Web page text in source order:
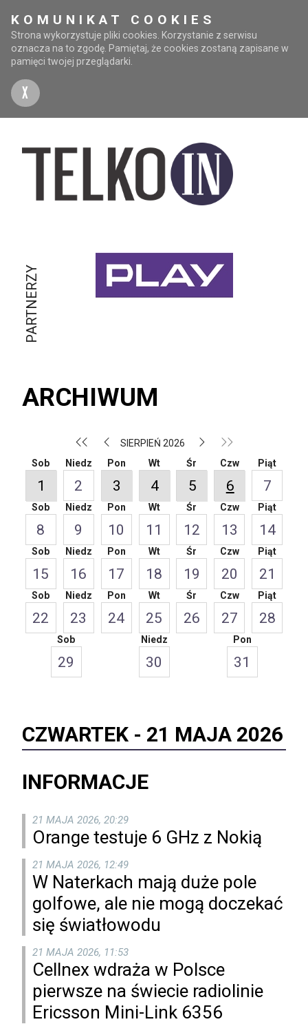
KOMUNIKAT COOKIES
Strona wykorzystuje pliki cookies. Korzystanie z serwisu
oznacza na to zgodę. Pamiętaj, że cookies zostaną zapisane w
pamięci twojej przeglądarki.
X
PARTNERZY
ARCHIWUM
SIERPIEŃ 2026
Sob
1
Niedz
2
Pon
3
Wt
4
Śr
5
Czw
6
Piąt
7
Sob
8
Niedz
9
Pon
10
Wt
11
Śr
12
Czw
13
Piąt
14
Sob
15
Niedz
16
Pon
17
Wt
18
Śr
19
Czw
20
Piąt
21
Sob
22
Niedz
23
Pon
24
Wt
25
Śr
26
Czw
27
Piąt
28
Sob
29
Niedz
30
Pon
31
CZWARTEK - 21 MAJA 2026
INFORMACJE
21 MAJA 2026, 20:29
Orange testuje 6 GHz z Nokią
21 MAJA 2026, 12:49
W Naterkach mają duże pole
golfowe, ale nie mogą doczekać
się światłowodu
21 MAJA 2026, 11:53
Cellnex wdraża w Polsce
pierwsze na świecie radiolinie
Ericsson Mini-Link 6356